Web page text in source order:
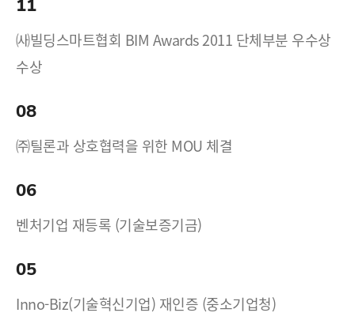
11
㈔빌딩스마트협회 BIM Awards 2011 단체부분 우수상
수상
08
㈜틸론과 상호협력을 위한 MOU 체결
06
벤처기업 재등록 (기술보증기금)
05
Inno-Biz(기술혁신기업) 재인증 (중소기업청)